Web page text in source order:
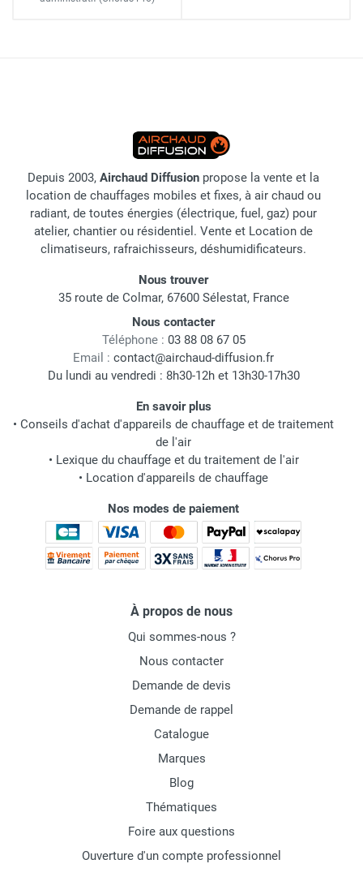
Depuis 2003, Airchaud Diffusion propose la vente et la
location de chauffages mobiles et fixes, à air chaud ou
radiant, de toutes énergies (électrique, fuel, gaz) pour
atelier, chantier ou résidentiel. Vente et Location de
climatiseurs, rafraichisseurs, déshumidificateurs.
Nous trouver
35 route de Colmar, 67600 Sélestat, France
Nous contacter
Téléphone : 03 88 08 67 05
Email : contact@airchaud-diffusion.fr
Du lundi au vendredi : 8h30-12h et 13h30-17h30
En savoir plus
• Conseils d'achat d'appareils de chauffage et de traitement
de l'air
• Lexique du chauffage et du traitement de l'air
• Location d'appareils de chauffage
Nos modes de paiement
À propos de nous
Qui sommes-nous ?
Nous contacter
Demande de devis
Demande de rappel
Catalogue
Marques
Blog
Thématiques
Foire aux questions
Ouverture d'un compte professionnel